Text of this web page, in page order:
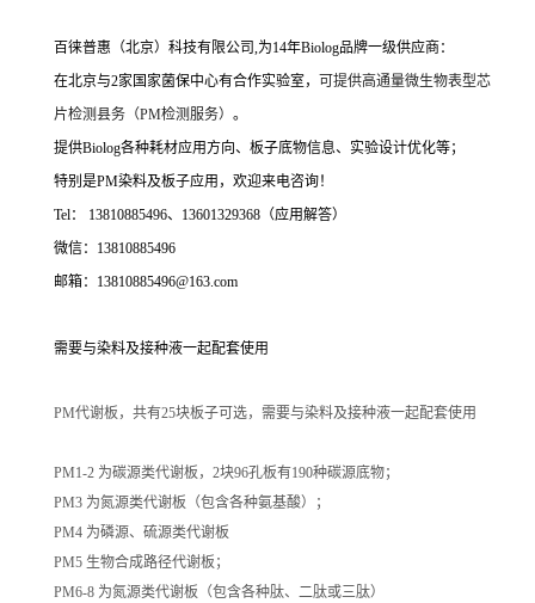
百徕普惠（北京）科技有限公司,为14年Biolog品牌一级供应商：
在北京与2家国家菌保中心有合作实验室， 可提供高通量微生物表型芯
片检测县务（PM检测服务） 。
提供Biolog各种耗材应用方向、板子底物信息、实验设计优化等；
特别是PM染料及板子应用，欢迎来电咨询！
Tel： 13810885496、13601329368（应用解答）
微信：13810885496
邮箱：13810885496@163.com
需要与染料及接种液一起配套使用
PM代谢板，共有25块板子可选，需要与染料及接种液一起配套使用
PM1-2 为碳源类代谢板，2块96孔板有190种碳源底物；
PM3 为氮源类代谢板（包含各种氨基酸）；
PM4 为磷源、硫源类代谢板
PM5 生物合成路径代谢板；
PM6-8 为氮源类代谢板（包含各种肽、二肽或三肽）